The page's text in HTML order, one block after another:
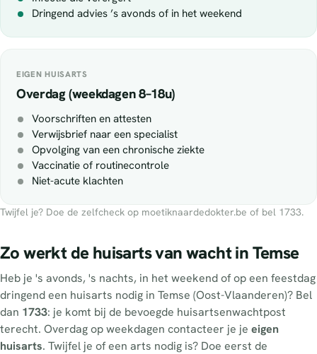
Dringend advies ’s avonds of in het weekend
EIGEN HUISARTS
Overdag (weekdagen 8–18u)
Voorschriften en attesten
Verwijsbrief naar een specialist
Opvolging van een chronische ziekte
Vaccinatie of routinecontrole
Niet-acute klachten
Twijfel je? Doe de zelfcheck op moetiknaardedokter.be of bel 1733.
Zo werkt de huisarts van wacht in Temse
Heb je 's avonds, 's nachts, in het weekend of op een feestdag
dringend een huisarts nodig in Temse (Oost-Vlaanderen)? Bel
dan 1733: je komt bij de bevoegde huisartsenwachtpost
terecht. Overdag op weekdagen contacteer je je eigen
huisarts. Twijfel je of een arts nodig is? Doe eerst de